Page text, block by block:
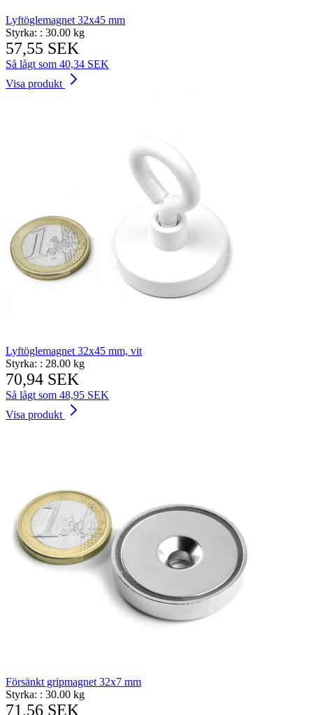
Lyftöglemagnet 32x45 mm
Styrka: : 30.00 kg
57,55 SEK
Så lågt som 40,34 SEK
Visa produkt
Lyftöglemagnet 32x45 mm, vit
Styrka: : 28.00 kg
70,94 SEK
Så lågt som 48,95 SEK
Visa produkt
Försänkt gripmagnet 32x7 mm
Styrka: : 30.00 kg
71,56 SEK